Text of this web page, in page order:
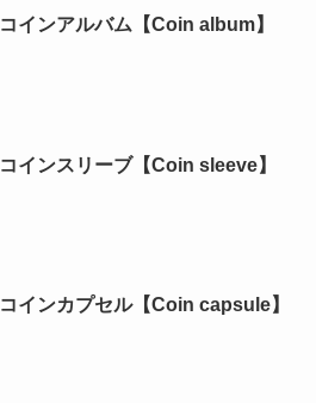
コインアルバム【Coin album】
コインスリーブ【Coin sleeve】
コインカプセル【Coin capsule】